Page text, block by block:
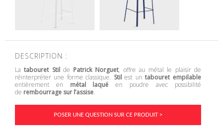
DESCRIPTION :
Latabouret Stilde Patrick Norguet, offre au métal le plaisir de
réinterpréter une forme classique. Stilest untabouret empilable
entièrement en métal laqué en poudre avec possibilité
de rembourrage sur l’assise.
POSER UNE QUESTION SUR CE PRODUIT >